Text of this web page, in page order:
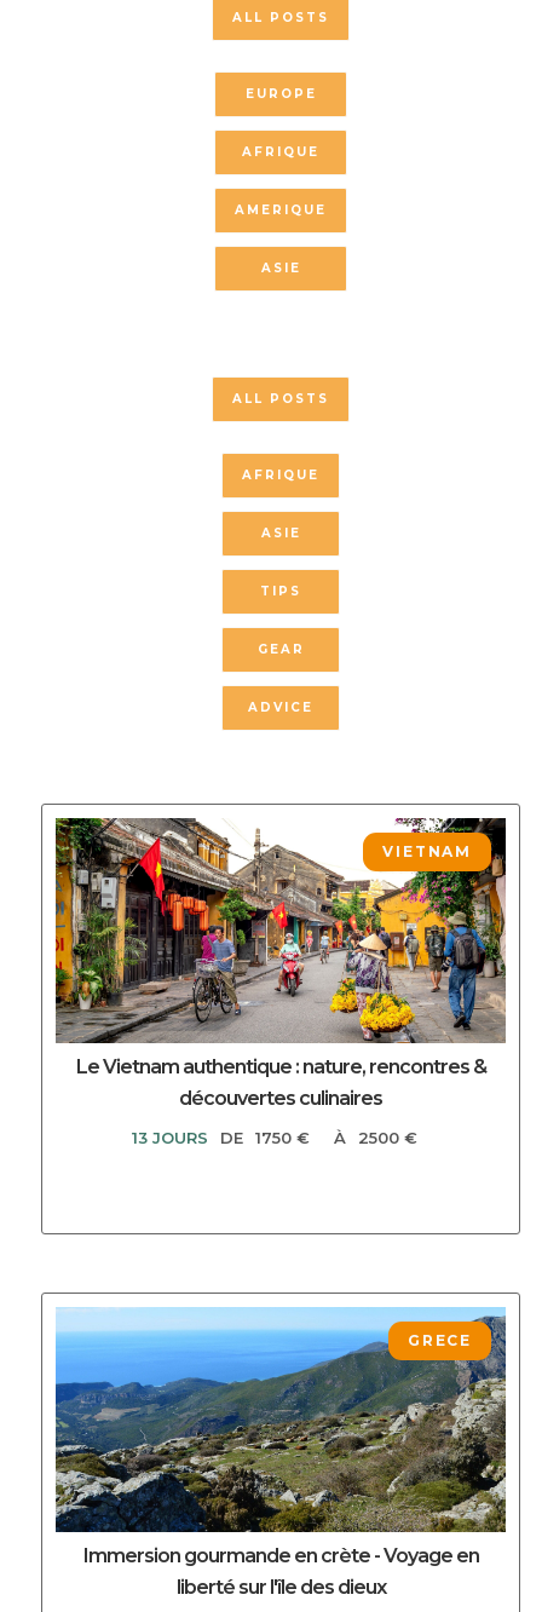
ALL POSTS
EUROPE
AFRIQUE
AMERIQUE
ASIE
ALL POSTS
AFRIQUE
ASIE
TIPS
GEAR
ADVICE
Le Vietnam authentique : nature, rencontres &
découvertes culinaires
13 JOURS DE 1750 € À 2500 €
DECOUVRIR CE CIRCUIT VIETNAM
Immersion gourmande en crète - Voyage en
liberté sur l'île des dieux
DECOUVRIR CE CIRCUIT GRECE